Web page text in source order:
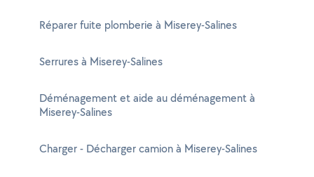
Réparer fuite plomberie à Miserey-Salines
Serrures à Miserey-Salines
Déménagement et aide au déménagement à
Miserey-Salines
Charger - Décharger camion à Miserey-Salines